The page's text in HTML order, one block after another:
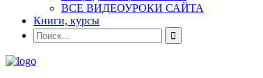
ВСЕ ВИДЕОУРОКИ САЙТА
Книги, курсы